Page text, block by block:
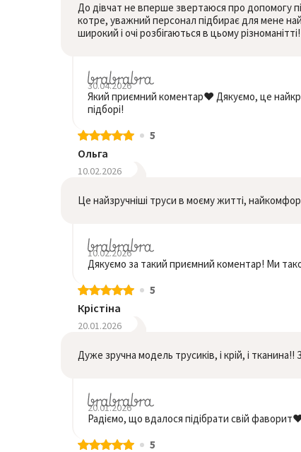
До дівчат не вперше звертаюся про допомогу
котре, уважний персонал підбирає для мене
широкий і очі розбігаються в цьому
30.04.2026
Який приємний коментар❤️ Дякуємо, це
підборі!
5
Ольга
10.02.2026
Це найзручніші труси в моєму житті,
10.02.2026
Дякуємо за такий приємний коментар! Ми
5
Крістіна
20.01.2026
Дуже зручна модель трусиків, і крій, і тканина!!
20.01.2026
Радіємо, що вдалося підібрати свій
5